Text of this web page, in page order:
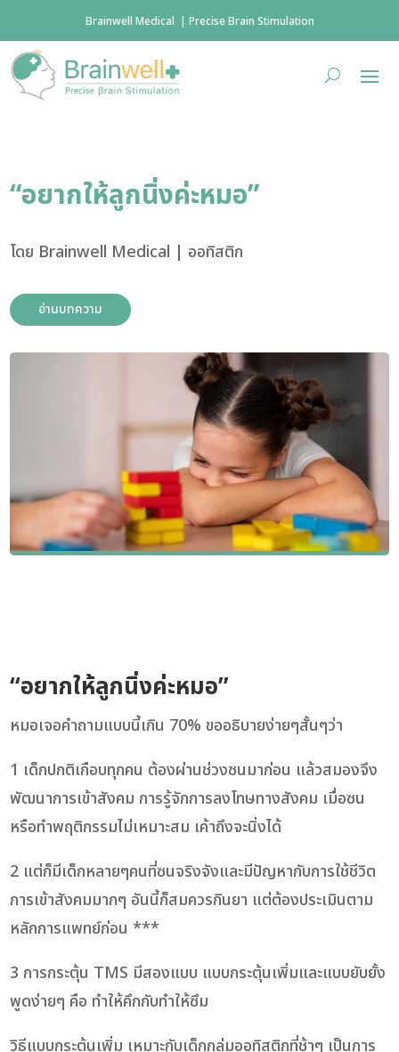
Brainwell Medical | Precise Brain Stimulation
“อยากให้ลูกนิ่งค่ะหมอ”
โดย Brainwell Medical | ออทิสติก
อ่านบทความ
“อยากให้ลูกนิ่งค่ะหมอ”
หมอเจอคำถามแบบนี้เกิน 70% ขออธิบายง่ายๆสั้นๆว่า
1 เด็กปกติเกือบทุกคน ต้องผ่านช่วงซนมาก่อน แล้วสมองจึง
พัฒนาการเข้าสังคม การรู้จักการลงโทษทางสังคม เมื่อซน
หรือทำพฤติกรรมไม่เหมาะสม เค้าถึงจะนิ่งได้
2 แต่ก็มีเด็กหลายๆคนที่ซนจริงจังและมีปัญหากับการใช้ชีวิต
การเข้าสังคมมากๆ อันนี้ก็สมควรกินยา แต่ต้องประเมินตาม
หลักการแพทย์ก่อน ***
3 การกระตุ้น TMS มีสองแบบ แบบกระตุ้นเพิ่มและแบบยับยั้ง
พูดง่ายๆ คือ ทำให้คึกกับทำให้ซึม
วิธีแบบกระตุ้นเพิ่ม เหมาะกับเด็กกลุ่มออทิสติกที่ช้าๆ เป็นการ